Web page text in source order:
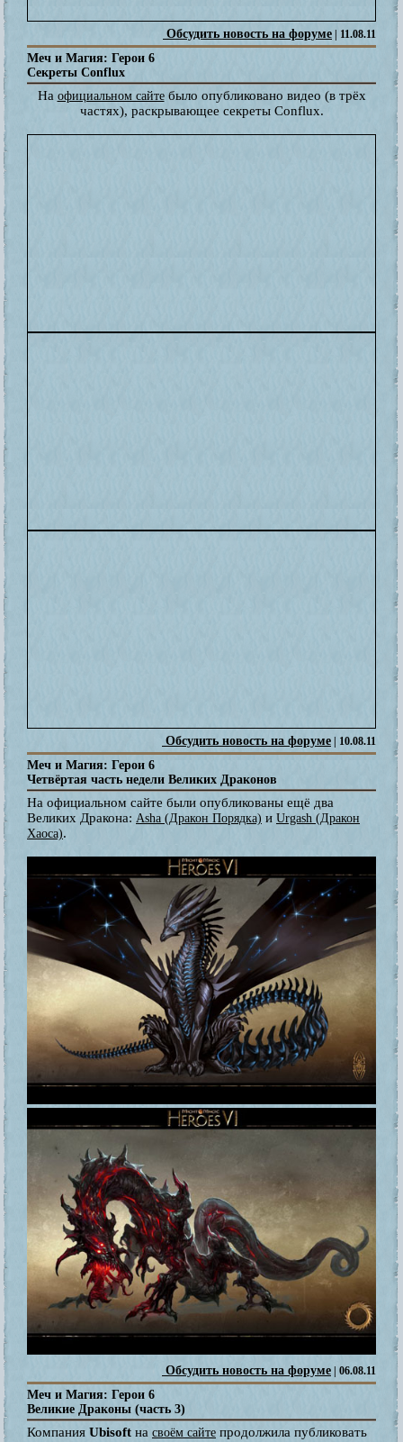
Обсудить новость на форуме | 11.08.11
Меч и Магия: Герои 6
Секреты Conflux
На официальном сайтебыло опубликовано видео (в трёх
частях), раскрывающее секреты Conflux.
Обсудить новость на форуме | 10.08.11
Меч и Магия: Герои 6
Четвёртая часть недели Великих Драконов
На официальном сайте были опубликованы ещё два
Великих Дракона: Asha (Дракон Порядка) и Urgash (Дракон
Хаоса).
Обсудить новость на форуме | 06.08.11
Меч и Магия: Герои 6
Великие Драконы (часть 3)
Компания Ubisoft на своём сайте продолжила публиковать